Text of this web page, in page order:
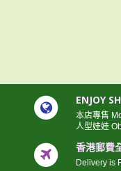
ENJOY
本店專售
人型娃娃
香港郵費
Delivery is